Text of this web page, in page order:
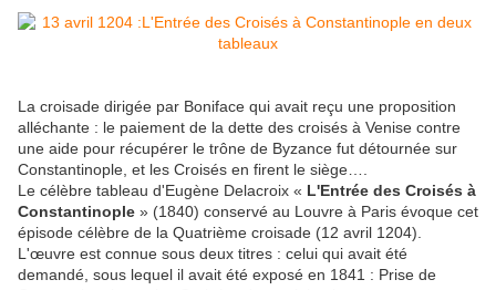
La croisade dirigée par Boniface qui avait reçu une proposition
alléchante : le paiement de la dette des croisés à Venise contre
une aide pour récupérer le trône de Byzance fut détournée sur
Constantinople, et les Croisés en firent le siège….
Le célèbre tableau d'Eugène Delacroix « L'Entrée des Croisés à
Constantinople » (1840) conservé au Louvre à Paris évoque cet
épisode célèbre de la Quatrième croisade (12 avril 1204).
L'œuvre est connue sous deux titres : celui qui avait été
demandé, sous lequel il avait été exposé en 1841 : Prise de